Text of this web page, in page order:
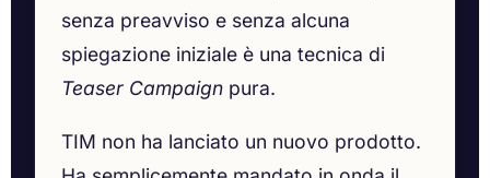
senza preavviso e senza alcuna
spiegazione iniziale è una tecnica di
Teaser Campaign pura.
TIM non ha lanciato un nuovo prodotto.